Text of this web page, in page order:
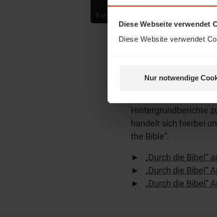
Diese Webseite verwendet
Diese Website verwendet
Nur notwendige
© shine.graphics/
Kommen Sie mit auf
Hintergrundberichte
handelt sich hierbei
the Bible“.
► „Durch die Bibel“
► „Durch die Bibel“
► „Durch die Bibel“